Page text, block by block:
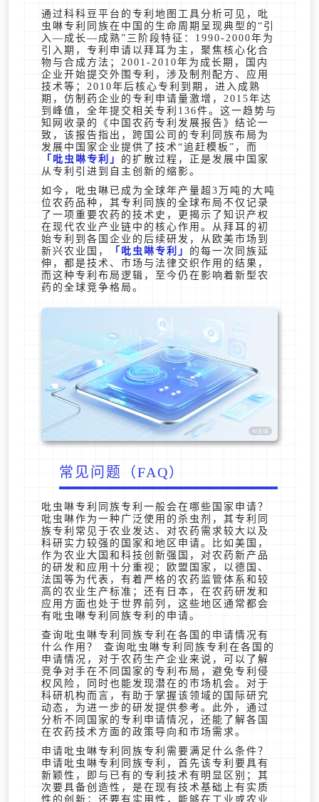
通过科科豆平台的专利地图工具分析可见，吡
虫啉专利同族在中国的生命周期呈现典型的“引
入—成长—成熟”三阶段特征：1990-2000年为
引入期，专利申请以拜耳为主，聚焦核心化合
物与合成方法；2001-2010年为成长期，国内
企业开始提交外围专利，涉及制剂配方、应用
技术等；2010年后核心专利到期，进入成熟
期，仿制药企业的专利申请量激增，2015年达
到峰值，全年提交相关专利136件。这一趋势与
知网收录的《中国农药专利发展报告》结论一
致，该报告指出，跨国公司的专利同族布局为
发展中国家企业提供了技术“追赶模板”，而
吡虫啉专利
的扩散过程，正是发展中国家
从专利引进到自主创新的缩影。
如今，吡虫啉已成为全球年产量超3万吨的大吨
位农药品种，其专利同族的全球布局不仅记录
了一项重要农药的技术史，更揭示了知识产权
在现代农业产业链中的核心作用。从拜耳的初
始专利到各国企业的后续研发，从欧美市场到
新兴农业国，
吡虫啉专利
的每一次同族延
伸，都是技术、市场与法律交织作用的结果，
而这种专利布局逻辑，至今仍在影响着新型农
药的全球竞争格局。
常见问题（FAQ）
吡虫啉专利同族专利一般会在哪些国家申请？
吡虫啉作为一种广泛使用的杀虫剂，其专利同
族专利常见于农业发达、对农药需求较大以及
科研实力较强的国家和地区申请。比如美国，
作为农业大国和科技创新强国，对农药新产品
的研发和应用十分重视；欧盟国家，以德国、
法国等为代表，有着严格的农药监管体系和较
高的农业生产标准；还有日本，在农药研发和
应用方面也处于世界前列，这些地区通常都会
有吡虫啉专利同族专利的申请。
查询吡虫啉专利同族专利在各国的申请情况有
什么作用？ 查询吡虫啉专利同族专利在各国的
申请情况，对于农药生产企业来说，可以了解
竞争对手在不同国家的专利布局，避免专利侵
权风险，同时也能发现潜在的市场机会。对于
科研机构而言，有助于掌握该领域的国际研究
动态，为进一步的研发提供参考。此外，通过
分析不同国家的专利申请情况，还能了解各国
在农药技术方面的政策导向和市场需求。
申请吡虫啉专利同族专利需要满足什么条件？
申请吡虫啉专利同族专利，首先该专利要具有
新颖性，即与已有的专利技术有明显区别；其
次要具备创造性，是在现有技术基础上有实质
性的创新；还要有实用性，能够在工业或农业